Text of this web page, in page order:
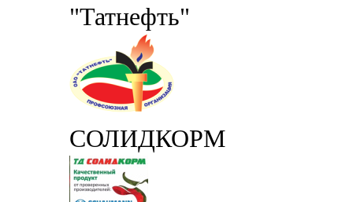
"Татнефть"
СОЛИДКОРМ